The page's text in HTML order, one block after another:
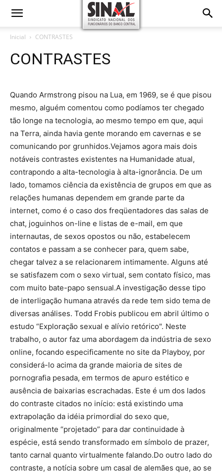
Inicial CONTRASTES
CONTRASTES
Quando Armstrong pisou na Lua, em 1969, se é que pisou
mesmo, alguém comentou como podíamos ter chegado
tão longe na tecnologia, ao mesmo tempo em que, aqui
na Terra, ainda havia gente morando em cavernas e se
comunicando por grunhidos.Vejamos agora mais dois
notáveis contrastes existentes na Humanidade atual,
contrapondo a alta-tecnologia à alta-ignorância. De um
lado, tomamos ciência da existência de grupos em que as
relações humanas dependem em grande parte da
internet, como é o caso dos freqüentadores das salas de
chat, joguinhos on-line e listas de e-mail, em que
internautas, de sexos opostos ou não, estabelecem
contatos e passam a se conhecer para, quem sabe,
chegar talvez a se relacionarem intimamente. Alguns até
se satisfazem com o sexo virtual, sem contato físico, mas
com muito bate-papo sensual.A investigação desse tipo
de interligação humana através da rede tem sido tema de
diversas análises. Todd Frobis publicou em abril último o
estudo “Exploração sexual e alívio retórico". Neste
trabalho, o autor faz uma abordagem da indústria de sexo
online, focando especificamente no site da Playboy, por
considerá-lo acima da grande maioria de sites de
pornografia pesada, em termos de apuro estético e
ausência de baixarias escrachadas. Este é um dos lados
do contraste citados no início: está existindo uma
extrapolação da idéia primordial do sexo que,
originalmente “projetado” para dar continuidade à
espécie, está sendo transformado em símbolo de prazer,
tanto carnal quanto virtualmente falando.Do outro lado do
contraste, a notícia sobre um casal de alemães que, ao se